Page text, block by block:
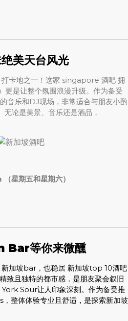
美天台风光
卡地之一！这家 singapore 酒吧 拥
是让整个氛围浪漫升级。作为备受
音乐和DJ现场，非常适合与朋友小酌
论是美景、音乐还是酒品，
期五和星期六）
Bar等你来微醺
加坡bar，也稳居 新加坡top 10酒吧
且独特的都市感，是朋友聚会叙旧
Sour让人印象深刻。作为备受推
整体体验专业且舒适，是探索新加坡